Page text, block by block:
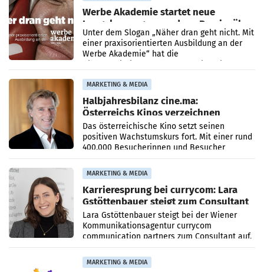
Werbe Akademie startet neue
Imagekampagne rund um Praxisnähe
Unter dem Slogan „Näher dran geht nicht. Mit
einer praxisorientierten Ausbildung an der
Werbe Akademie“ hat die
MARKETING & MEDIA
Halbjahresbilanz cine.ma:
Österreichs Kinos verzeichnen
400.000 Besucher mehr
Das österreichische Kino setzt seinen
positiven Wachstumskurs fort. Mit einer rund
400.000 Besucherinnen und Besucher
höheren Nettoreichweite im ersten Halbjahr
2026 gegenüber dem
MARKETING & MEDIA
Karrieresprung bei currycom: Lara
Gstöttenbauer steigt zum Consultant
auf
Lara Gstöttenbauer steigt bei der Wiener
Kommunikationsagentur currycom
communication partners zum Consultant auf.
Die 27-jährige Beraterin betreut Kundinnen
und Kunden in den Bereichen
MARKETING & MEDIA